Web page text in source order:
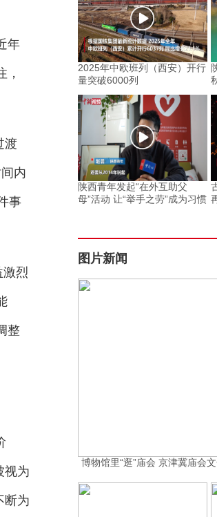
年
渡
内
事
烈
整
视为
断为
2025年中欧班列（西安）开行
量突破6000列
陕西青年发起“在外互助父
母”活动 让“举手之劳”成为习惯
图片新闻
博物馆里“逛”庙会 京津冀庙会